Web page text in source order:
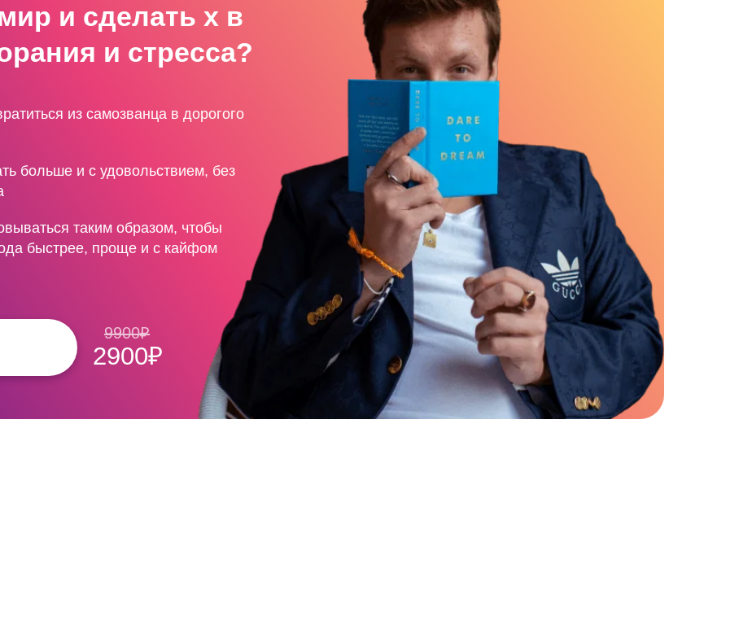
и сделать х в
и стресса?
из самозванца в дорогого
больше и с удовольствием, без
таким образом, чтобы
быстрее, проще и с кайфом
9900₽
2900₽